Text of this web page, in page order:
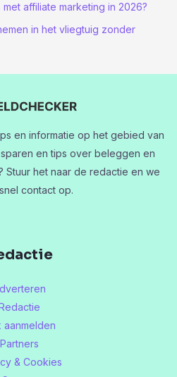
affiliate marketing in 2026?
in het vliegtuig zonder
en informatie op het gebied van
en tips over beleggen en
Stuur het naar de redactie en we
contact op.
aanmelden
Partners
& Cookies